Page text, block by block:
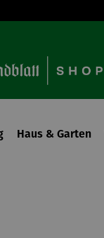
springen
Haus & Garten